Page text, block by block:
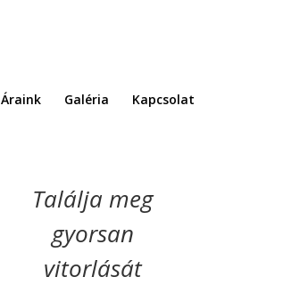
Áraink Galéria Kapcsolat
Találja meg
gyorsan
vitorlását